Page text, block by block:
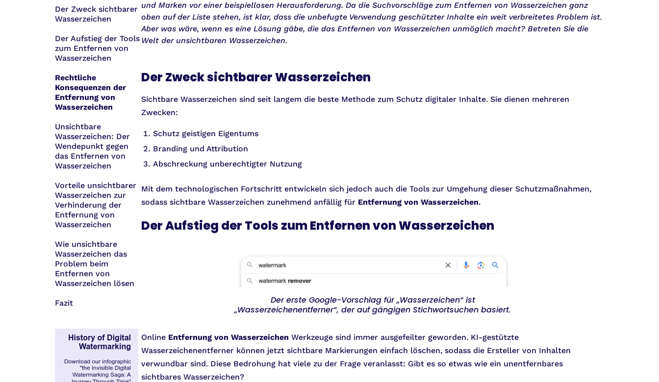
Der Zweck sichtbarer
Wasserzeichen
Der Aufstieg der Tools
zum Entfernen von
Wasserzeichen
Rechtliche
Konsequenzen der
Entfernung von
Wasserzeichen
Unsichtbare
Wasserzeichen: Der
Wendepunkt gegen
das Entfernen von
Wasserzeichen
Vorteile unsichtbarer
Wasserzeichen zur
Verhinderung der
Entfernung von
Wasserzeichen
Wie unsichtbare
Wasserzeichen das
Problem beim
Entfernen von
Wasserzeichen lösen
Fazit
und Marken vor einer beispiellosen Herausforderung. Da die Suchvorschläge zum Entfernen von Wasserzeichen ganz
oben auf der Liste stehen, ist klar, dass die unbefugte Verwendung geschützter Inhalte ein weit verbreitetes Problem ist.
Aber was wäre, wenn es eine Lösung gäbe, die das Entfernen von Wasserzeichen unmöglich macht? Betreten Sie die
Welt der unsichtbaren Wasserzeichen.
Der Zweck sichtbarer Wasserzeichen
Sichtbare Wasserzeichen sind seit langem die beste Methode zum Schutz digitaler Inhalte. Sie dienen mehreren
Zwecken:
Schutz geistigen Eigentums
Branding und Attribution
Abschreckung unberechtigter Nutzung
Mit dem technologischen Fortschritt entwickeln sich jedoch auch die Tools zur Umgehung dieser Schutzmaßnahmen,
sodass sichtbare Wasserzeichen zunehmend anfällig für Entfernung von Wasserzeichen.
Der Aufstieg der Tools zum Entfernen von Wasserzeichen
Der erste Google-Vorschlag für „Wasserzeichen“ ist
„Wasserzeichenentferner“, der auf gängigen Stichwortsuchen basiert.
Online Entfernung von Wasserzeichen Werkzeuge sind immer ausgefeilter geworden. KI-gestützte
Wasserzeichenentferner können jetzt sichtbare Markierungen einfach löschen, sodass die Ersteller von Inhalten
verwundbar sind. Diese Bedrohung hat viele zu der Frage veranlasst: Gibt es so etwas wie ein unentfernbares
sichtbares Wasserzeichen?